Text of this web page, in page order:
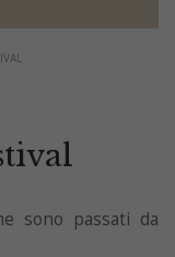
sono passati da